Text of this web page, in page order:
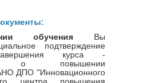
обучения Вы
подтверждение
курса -
о повышении
ДПО "Инновационного
центра повышения